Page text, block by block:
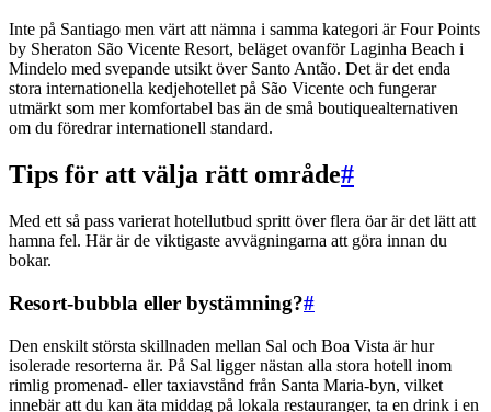
Inte på Santiago men värt att nämna i samma kategori är Four Points
by Sheraton São Vicente Resort, beläget ovanför Laginha Beach i
Mindelo med svepande utsikt över Santo Antão. Det är det enda
stora internationella kedjehotellet på São Vicente och fungerar
utmärkt som mer komfortabel bas än de små boutiquealternativen
om du föredrar internationell standard.
Tips för att välja rätt område#
Med ett så pass varierat hotellutbud spritt över flera öar är det lätt att
hamna fel. Här är de viktigaste avvägningarna att göra innan du
bokar.
Resort-bubbla eller bystämning?#
Den enskilt största skillnaden mellan Sal och Boa Vista är hur
isolerade resorterna är. På Sal ligger nästan alla stora hotell inom
rimlig promenad- eller taxiavstånd från Santa Maria-byn, vilket
innebär att du kan äta middag på lokala restauranger, ta en drink i en